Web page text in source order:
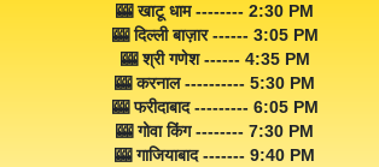
🎰 खाटू धाम -------- 2:30 PM
🎰 दिल्ली बाज़ार ------ 3:05 PM
🎰 श्री गणेश ------ 4:35 PM
🎰 करनाल ---------- 5:30 PM
🎰 फरीदाबाद --------- 6:05 PM
🎰 गोवा किंग -------- 7:30 PM
🎰 गाजियाबाद ------- 9:40 PM